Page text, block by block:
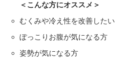
＜こんな方にオススメ＞
むくみや冷え性を改善したい
ぽっこりお腹が気になる方
姿勢が気になる方